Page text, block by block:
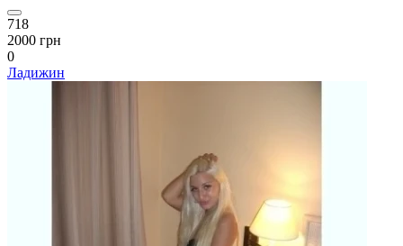
718
2000 грн
0
Ладижин